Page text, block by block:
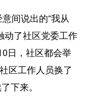
间说出的“我从
动了社区党委工作
日，社区都会举
区工作人员换了
下来。